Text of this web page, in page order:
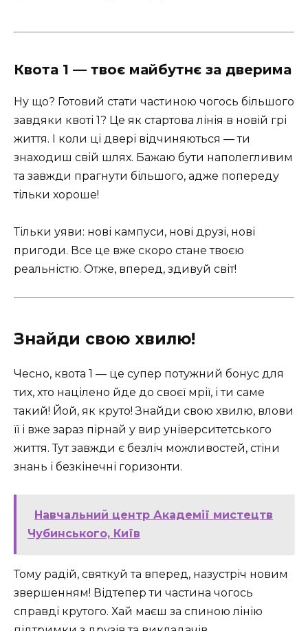
Квота 1 — твоє майбутнє за дверима
Ну що? Готовий стати частиною чогось більшого
завдяки квоті 1? Це як стартова лінія в новій грі
життя. І коли ці двері відчиняються — ти
знаходиш свій шлях. Бажаю бути наполегливим
та завжди прагнути більшого, адже попереду
тільки хороше!
Тільки уяви: нові кампуси, нові друзі, нові
пригоди. Все це вже скоро стане твоєю
реальністю. Отже, вперед, здивуй світ!
Знайди свою хвилю!
Чесно, квота 1 — це супер потужний бонус для
тих, хто націлено йде до своєї мрії, і ти саме
такий! Йой, як круто! Знайди свою хвилю, влови
її і вже зараз пірнай у вир університетського
життя. Тут завжди є безліч можливостей, стіни
знань і безкінечні горизонти.
Навчальний центр Академії мистецтв
Чубинського, Київ
Тому радій, святкуй та вперед, назустріч новим
звершенням! Відтепер ти частина чогось
справді крутого. Хай маєш за спиною лінію